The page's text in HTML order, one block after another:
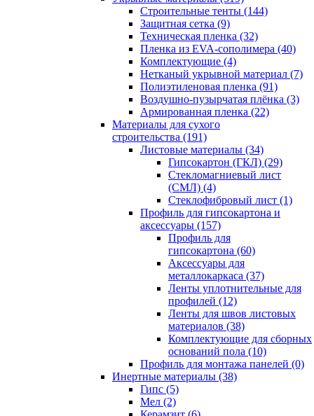
Строительные тенты (144)
Защитная сетка (9)
Техническая пленка (32)
Пленка из EVA-сополимера (40)
Комплектующие (4)
Нетканый укрывной материал (7)
Полиэтиленовая пленка (91)
Воздушно-пузырчатая плёнка (3)
Армированная пленка (22)
Материалы для сухого
строительства (191)
Листовые материалы (34)
Гипсокартон (ГКЛ) (29)
Стекломагниевый лист
(СМЛ) (4)
Cтеклофибровый лист (1)
Профиль для гипсокартона и
аксессуары (157)
Профиль для
гипсокартона (60)
Аксессуары для
металлокаркаса (37)
Ленты уплотнительные для
профилей (12)
Ленты для швов листовых
материалов (38)
Комплектующие для сборных
оснований пола (10)
Профиль для монтажа панелей (0)
Инертные материалы (38)
Гипс (5)
Мел (2)